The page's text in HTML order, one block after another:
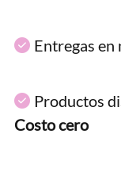
Entregas en
Productos
Costo cero